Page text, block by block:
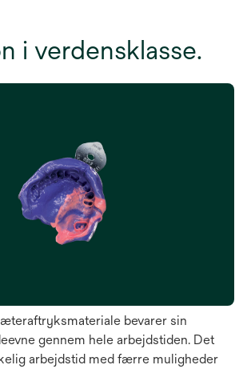
i verdensklasse.
bevarer sin
gennem hele arbejdstiden. Det
arbejdstid med færre muligheder